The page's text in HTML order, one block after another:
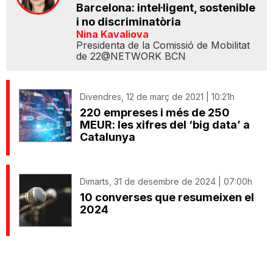
Barcelona: intel·ligent, sostenible
i no discriminatòria
Nina Kavaliova
Presidenta de la Comissió de Mobilitat
de 22@NETWORK BCN
Divendres, 12 de març de 2021 | 10:21h
220 empreses i més de 250
MEUR: les xifres del ‘big data’ a
Catalunya
Dimarts, 31 de desembre de 2024 | 07:00h
10 converses que resumeixen el
2024